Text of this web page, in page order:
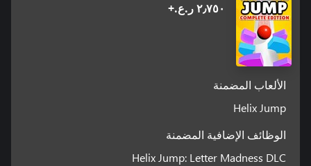
٢٫٧٥٠ ر.ع.‏+
الألعاب المضمنة
Helix Jump
الوظائف الإضافية المضمنة
Helix Jump: Letter Madness DLC